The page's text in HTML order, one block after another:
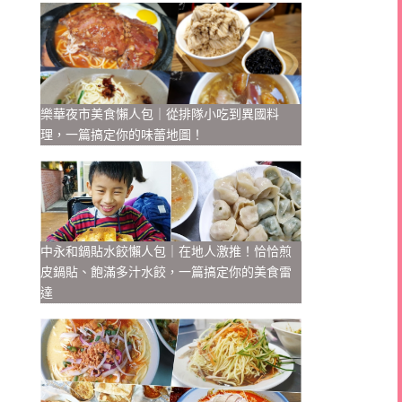
樂華夜市美食懶人包｜從排隊小吃到異國料
理，一篇搞定你的味蕾地圖！
中永和鍋貼水餃懶人包｜在地人激推！恰恰煎
皮鍋貼、飽滿多汁水餃，一篇搞定你的美食雷
達